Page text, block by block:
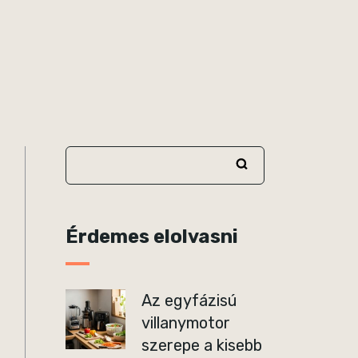
Érdemes elolvasni
Az egyfázisú
villanymotor
szerepe a kisebb